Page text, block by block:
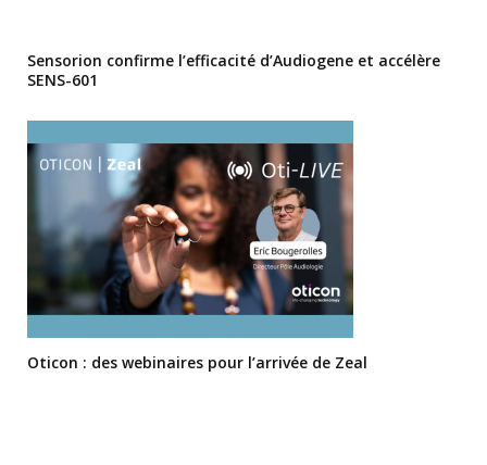
Sensorion confirme l’efficacité d’Audiogene et accélère
SENS-601
Oticon : des webinaires pour l’arrivée de Zeal